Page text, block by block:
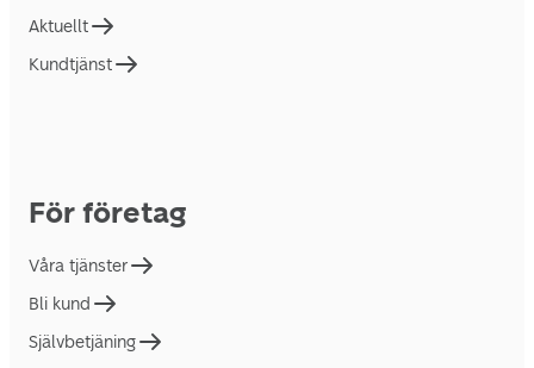
Aktuellt
Kundtjänst
För företag
Våra tjänster
Bli kund
Självbetjäning